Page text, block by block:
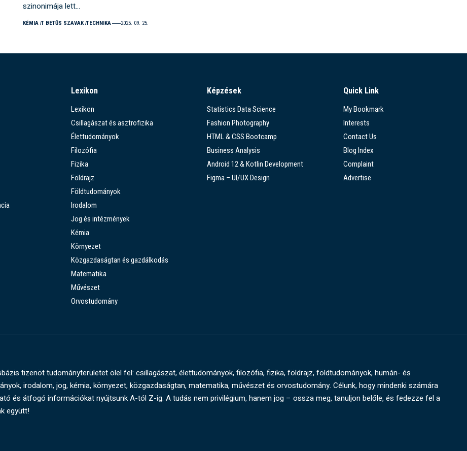
szinonimája lett…
KÉMIA T BETŰS SZAVAK TECHNIKA 2025. 09. 25.
Lexikon
Lexikon
Csillagászat és asztrofizika
Élettudományok
Filozófia
Fizika
Földrajz
Földtudományok
Irodalom
Jog és intézmények
Kémia
Környezet
Közgazdaságtan és gazdálkodás
Matematika
Művészet
Orvostudomány
Képzések
Statistics Data Science
Fashion Photography
HTML & CSS Bootcamp
Business Analysis
Android 12 & Kotlin Development
Figma – UI/UX Design
Quick Link
My Bookmark
Interests
Contact Us
Blog Index
Complaint
Advertise
tizenöt tudományterületet ölel fel: csillagászat, élettudományok, filozófia, fizika, földrajz, földtudományok, humán- és
irodalom, jog, kémia, környezet, közgazdaságtan, matematika, művészet és orvostudomány. Célunk, hogy mindenki számára
és átfogó információkat nyújtsunk A-tól Z-ig. A tudás nem privilégium, hanem jog – ossza meg, tanuljon belőle, és fedezze fel a
együtt!